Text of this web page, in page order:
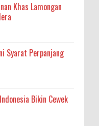
Khas Lamongan
Syarat Perpanjang
Bikin Cewek